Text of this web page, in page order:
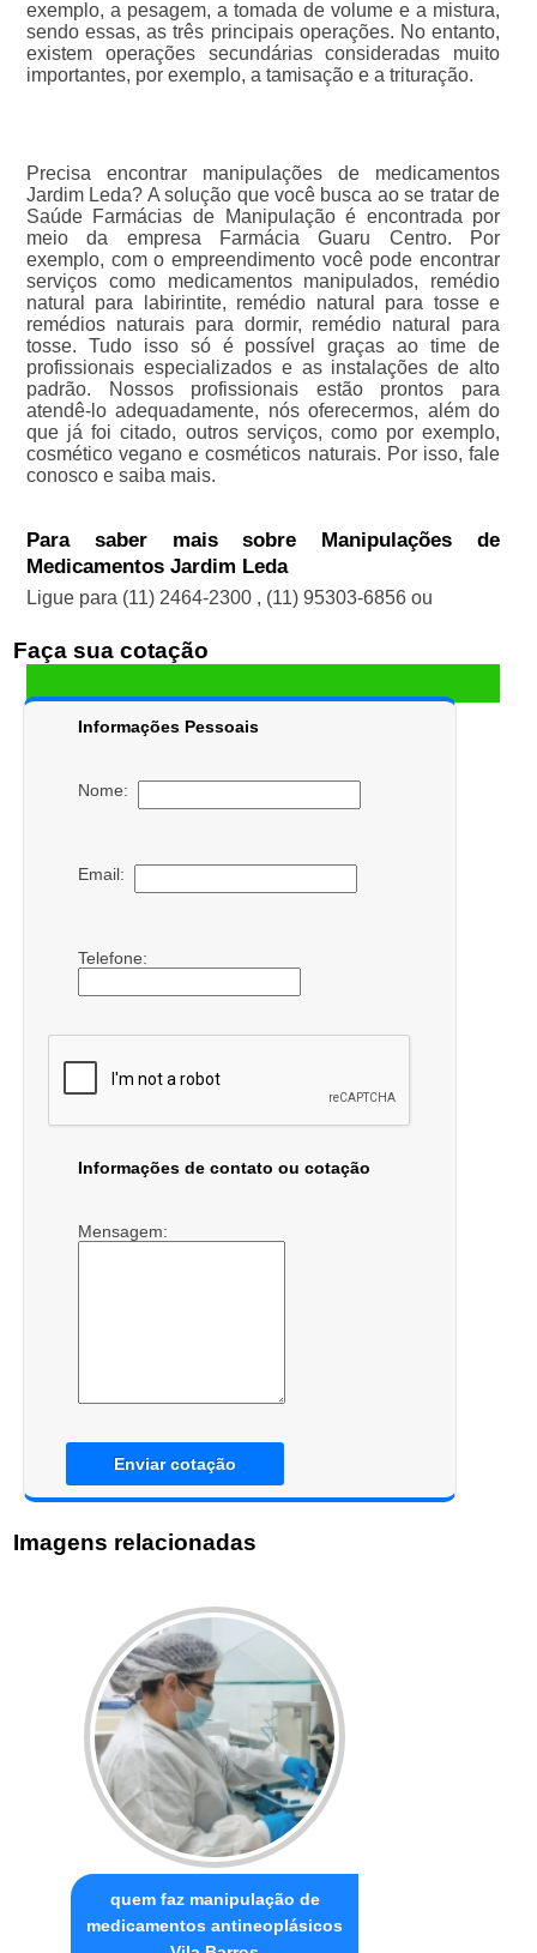
exemplo, a pesagem, a tomada de volume e a mistura,
sendo essas, as três principais operações. No entanto,
existem operações secundárias consideradas muito
importantes, por exemplo, a tamisação e a trituração.
Precisa encontrar manipulações de medicamentos
Jardim Leda? A solução que você busca ao se tratar de
Saúde Farmácias de Manipulação é encontrada por
meio da empresa Farmácia Guaru Centro. Por
exemplo, com o empreendimento você pode encontrar
serviços como medicamentos manipulados, remédio
natural para labirintite, remédio natural para tosse e
remédios naturais para dormir, remédio natural para
tosse. Tudo isso só é possível graças ao time de
profissionais especializados e as instalações de alto
padrão. Nossos profissionais estão prontos para
atendê-lo adequadamente, nós oferecermos, além do
que já foi citado, outros serviços, como por exemplo,
cosmético vegano e cosméticos naturais. Por isso, fale
conosco e saiba mais.
Para saber mais sobre Manipulações de
Medicamentos Jardim Leda
Ligue para (11) 2464-2300 , (11) 95303-6856 ou
Faça sua cotação
Informações Pessoais
Nome:
Email:
Telefone:
Informações de contato ou cotação
Mensagem:
Enviar cotação
Imagens relacionadas
quem faz manipulação de
medicamentos antineoplásicos